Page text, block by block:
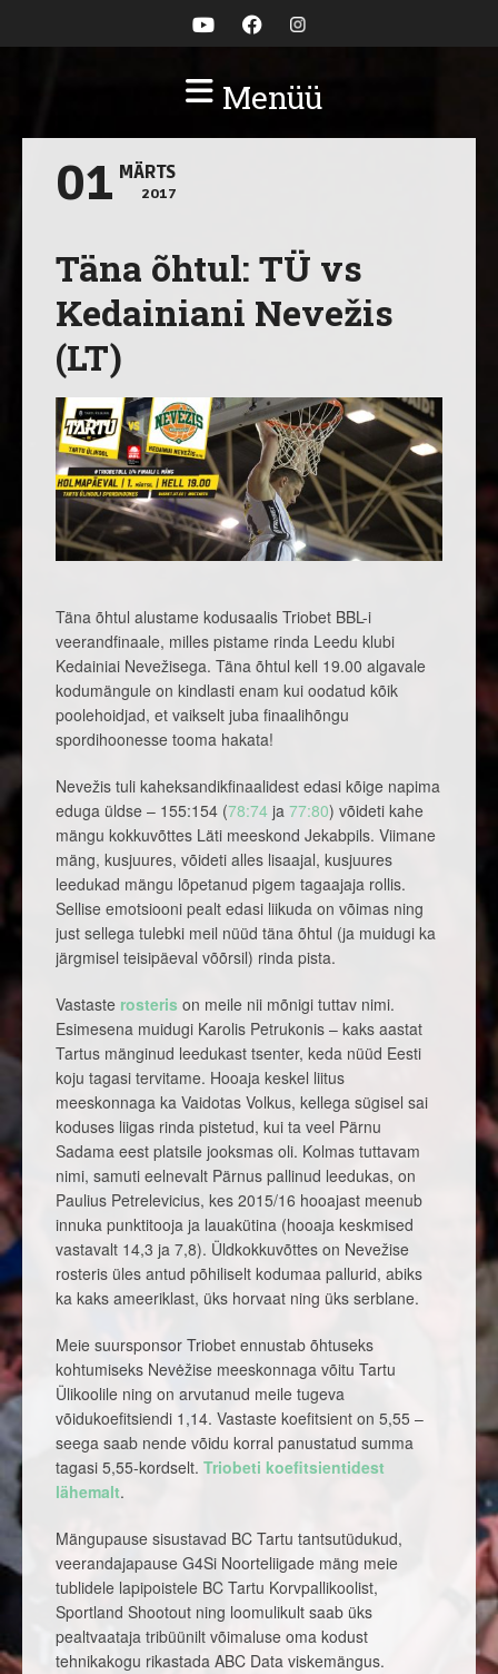
Menüü
01 MÄRTS
2017
Täna õhtul: TÜ vs
Kedainiani Nevežis
(LT)
Täna õhtul alustame kodusaalis Triobet BBL-i
veerandfinaale, milles pistame rinda Leedu klubi
Kedainiai Nevežisega. Täna õhtul kell 19.00 algavale
kodumängule on kindlasti enam kui oodatud kõik
poolehoidjad, et vaikselt juba finaalihõngu
spordihoonesse tooma hakata!
Nevežis tuli kaheksandikfinaalidest edasi kõige napima
eduga üldse – 155:154 (78:74 ja 77:80) võideti kahe
mängu kokkuvõttes Läti meeskond Jekabpils. Viimane
mäng, kusjuures, võideti alles lisaajal, kusjuures
leedukad mängu lõpetanud pigem tagaajaja rollis.
Sellise emotsiooni pealt edasi liikuda on võimas ning
just sellega tulebki meil nüüd täna õhtul (ja muidugi ka
järgmisel teisipäeval võõrsil) rinda pista.
Vastaste rosteris on meile nii mõnigi tuttav nimi.
Esimesena muidugi Karolis Petrukonis – kaks aastat
Tartus mänginud leedukast tsenter, keda nüüd Eesti
koju tagasi tervitame. Hooaja keskel liitus
meeskonnaga ka Vaidotas Volkus, kellega sügisel sai
koduses liigas rinda pistetud, kui ta veel Pärnu
Sadama eest platsile jooksmas oli. Kolmas tuttavam
nimi, samuti eelnevalt Pärnus pallinud leedukas, on
Paulius Petrelevicius, kes 2015/16 hooajast meenub
innuka punktitooja ja lauakütina (hooaja keskmised
vastavalt 14,3 ja 7,8). Üldkokkuvõttes on Nevežise
rosteris üles antud põhiliselt kodumaa pallurid, abiks
ka kaks ameeriklast, üks horvaat ning üks serblane.
Meie suursponsor Triobet ennustab õhtuseks
kohtumiseks Nevėžise meeskonnaga võitu Tartu
Ülikoolile ning on arvutanud meile tugeva
võidukoefitsiendi 1,14. Vastaste koefitsient on 5,55 –
seega saab nende võidu korral panustatud summa
tagasi 5,55-kordselt. Triobeti koefitsientidest
lähemalt.
Mängupause sisustavad BC Tartu tantsutüdukud,
veerandajapause G4Si Noorteliigade mäng meie
tublidele lapipoistele BC Tartu Korvpallikoolist,
Sportland Shootout ning loomulikult saab üks
pealtvaataja tribüünilt võimaluse oma kodust
tehnikakogu rikastada ABC Data viskemängus.